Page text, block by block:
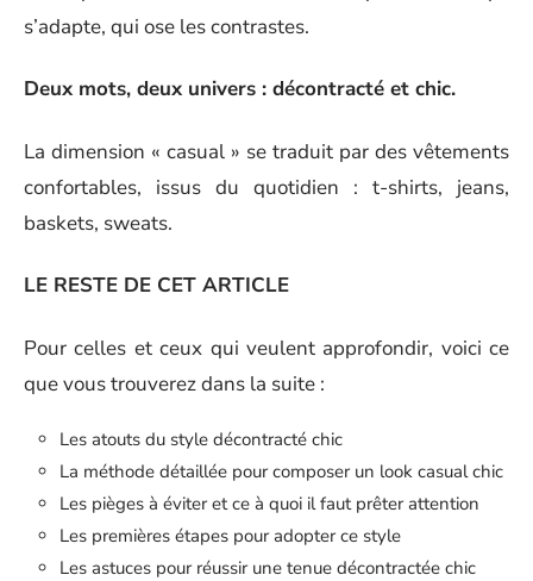
s’adapte, qui ose les contrastes.
Deux mots, deux univers : décontracté et chic.
La dimension « casual » se traduit par des vêtements
confortables, issus du quotidien : t-shirts, jeans,
baskets, sweats.
LE RESTE DE CET ARTICLE
Pour celles et ceux qui veulent approfondir, voici ce
que vous trouverez dans la suite :
Les atouts du style décontracté chic
La méthode détaillée pour composer un look casual chic
Les pièges à éviter et ce à quoi il faut prêter attention
Les premières étapes pour adopter ce style
Les astuces pour réussir une tenue décontractée chic